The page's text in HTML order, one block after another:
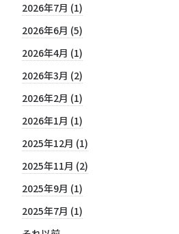
2026年7月 (1)
2026年6月 (5)
2026年4月 (1)
2026年3月 (2)
2026年2月 (1)
2026年1月 (1)
2025年12月 (1)
2025年11月 (2)
2025年9月 (1)
2025年7月 (1)